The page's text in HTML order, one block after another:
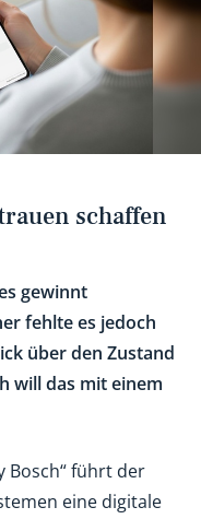
schaffen
gewinnt
fehlte es jedoch
über den Zustand
will das mit einem
Bosch“ führt der
eine digitale